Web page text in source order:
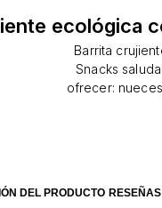
ecológica
Barrita
Snacks
ofrecer:
SÉSAMO y
DEL PRODUCTO RESEÑAS